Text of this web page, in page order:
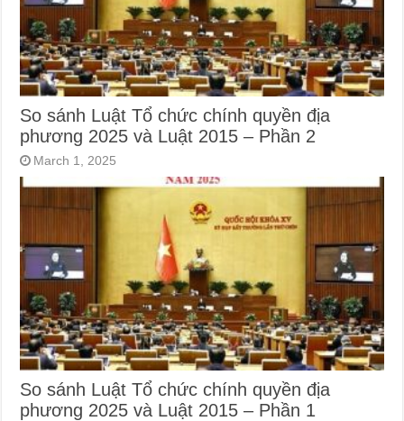
So sánh Luật Tổ chức chính quyền địa
phương 2025 và Luật 2015 – Phần 2
March 1, 2025
So sánh Luật Tổ chức chính quyền địa
phương 2025 và Luật 2015 – Phần 1